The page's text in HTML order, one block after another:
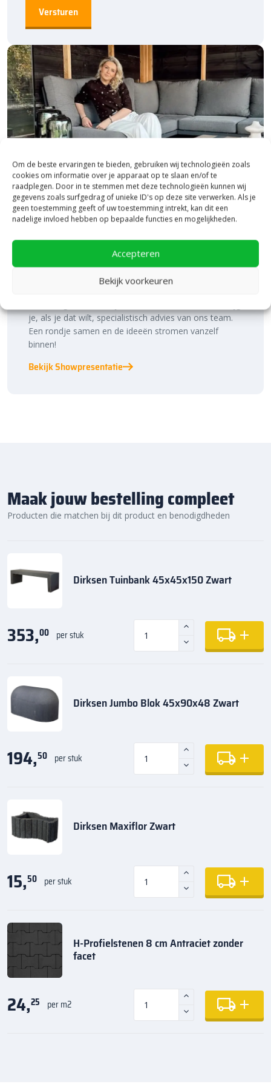
Om de beste ervaringen te bieden, gebruiken wij technologieën zoals
cookies om informatie over je apparaat op te slaan en/of te
raadplegen. Door in te stemmen met deze technologieën kunnen wij
gegevens zoals surfgedrag of unieke ID's op deze site verwerken. Als je
geen toestemming geeft of uw toestemming intrekt, kan dit een
nadelige invloed hebben op bepaalde functies en mogelijkheden.
Accepteren
Bekijk voorkeuren
diversenbij Bestratingsmarkt.com.
Bezoek onze vestiging in Heerde,
inspiratie binnen én buiten!
Laat je inspireren in ons 2.500 m² experience centre,
binnen én buiten. Hier ontdek je de nieuwste
je, als je dat wilt, specialistisch advies van ons team.
Een rondje samen en de ideeën stromen vanzelf
binnen!
Bekijk Showpresentatie
Maak jouw bestelling compleet
Producten die matchen bij dit product en benodigdheden
Dirksen Tuinbank 45x45x150 Zwart
353,00 per stuk
Dirksen Jumbo Blok 45x90x48 Zwart
194,50 per stuk
Dirksen Maxiflor Zwart
15,50 per stuk
H-Profielstenen 8 cm Antraciet zonder
facet
24,25 per m2